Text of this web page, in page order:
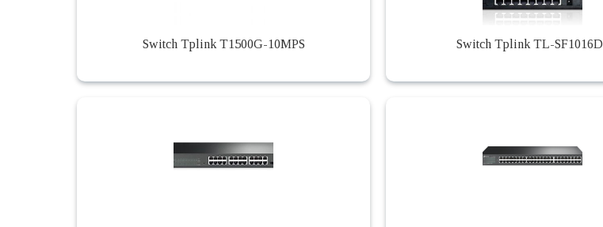
Switch Tplink T1500G-10MPS Switch Tplink TL-